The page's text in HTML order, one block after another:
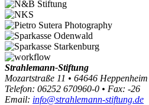
Strahlemann-Stiftung
Mozartstraße 11 • 64646 Heppenheim
Telefon: 06252 670960-0 • Fax: -26
Email: info@strahlemann-stiftung.de